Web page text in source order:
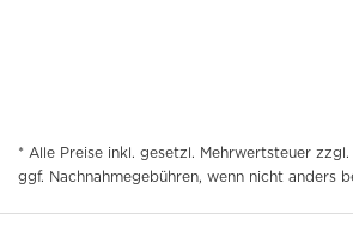
* Alle Preise inkl. gesetzl. Mehrwertsteuer zzgl.
ggf. Nachnahmegebühren, wenn nicht anders